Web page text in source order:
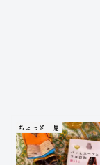
ちょっと一息